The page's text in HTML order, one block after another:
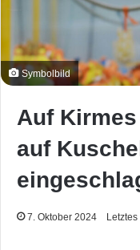
Symbolbild
Auf
auf
7. Oktober 2024